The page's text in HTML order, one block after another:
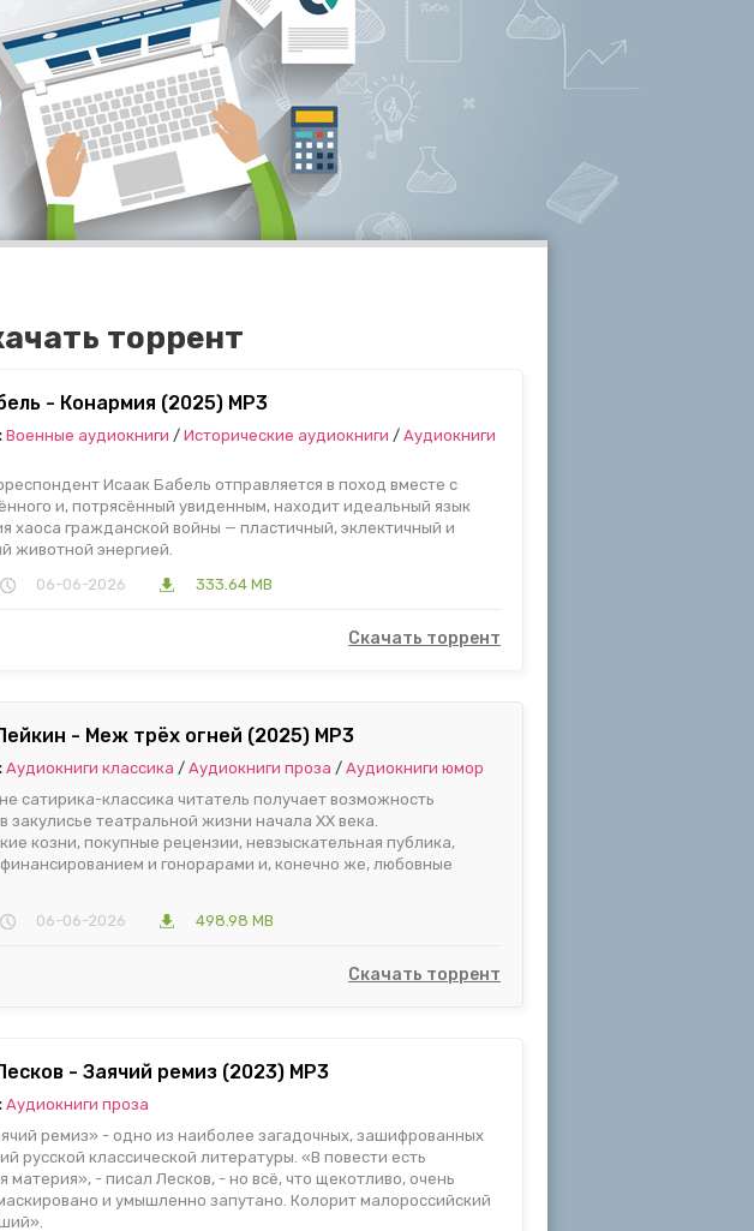
торрент
- Конармия (2025) MP3
Военные аудиокниги / Исторические аудиокниги / Аудиокниги
Исаак Бабель отправляется в поход вместе с
и, потрясённый увиденным, находит идеальный язык
хаоса гражданской войны — пластичный, эклектичный и
животной энергией.
06-06-2026 333.64 MB
Скачать торрент
- Меж трёх огней (2025) MP3
Аудиокниги классика / Аудиокниги проза / Аудиокниги юмор
сатирика-классика читатель получает возможность
закулисье театральной жизни начала XX века.
козни, покупные рецензии, невзыскательная публика,
и гонорарами и, конечно же, любовные
06-06-2026 498.98 MB
Скачать торрент
- Заячий ремиз (2023) MP3
Аудиокниги проза
ремиз» - одно из наиболее загадочных, зашифрованных
русской классической литературы. «В повести есть
материя», - писал Лесков, - но всё, что щекотливо, очень
и умышленно запутано. Колорит малороссийский